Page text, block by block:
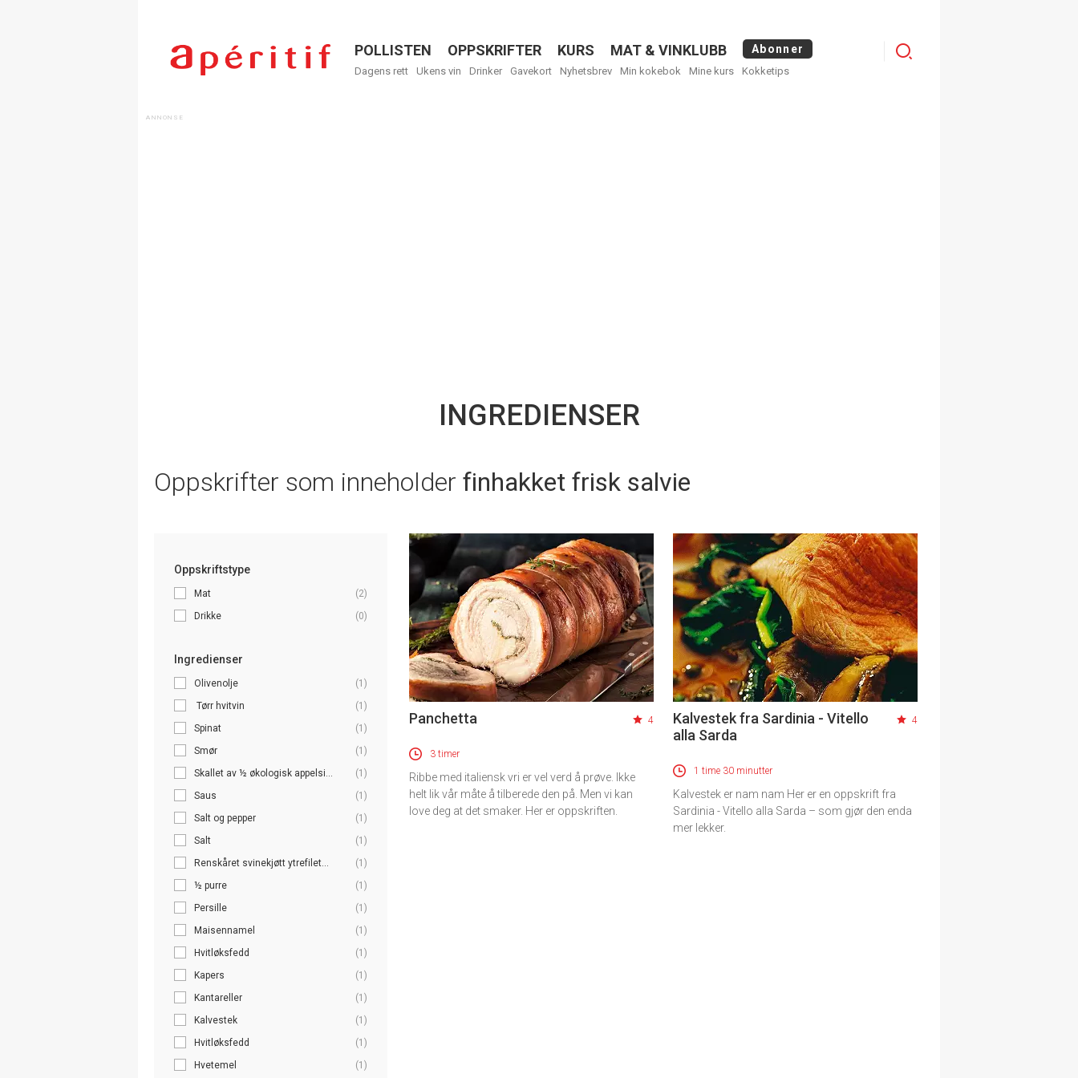
Menu
POLLISTEN OPPSKRIFTER KURS MAT & VINKLUBB Abonner
Dagens rett Ukens vin Drinker Gavekort Nyhetsbrev Min kokebok Mine kurs Kokketips
Logg
INGREDIENSER
Oppskrifter som inneholder finhakket frisk salvie
Oppskriftstype
Mat
(2)
Drikke
(0)
Ingredienser
Olivenolje
(1)
Tørr hvitvin
(1)
Spinat
(1)
Smør
(1)
Skallet av ½ økologisk appelsi...
(1)
Saus
(1)
Salt og pepper
(1)
Salt
(1)
Renskåret svinekjøtt ytrefilet...
(1)
½ purre
(1)
Persille
(1)
Maisennamel
(1)
Hvitløksfedd
(1)
Kapers
(1)
Kantareller
(1)
Kalvestek
(1)
Hvitløksfedd
(1)
Hvetemel
(1)
Panchetta 4
3 timer
Ribbe med italiensk vri er vel verd å prøve. Ikke
helt lik vår måte å tilberede den på. Men vi kan
love deg at det smaker. Her er oppskriften.
Kalvestek fra Sardinia - Vitello
alla Sarda
4
1 time 30 minutter
Kalvestek er nam nam Her er en oppskrift fra
Sardinia - Vitello alla Sarda – som gjør den enda
mer lekker.